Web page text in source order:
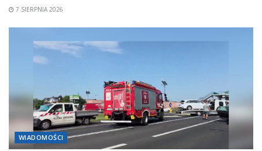
7 SIERPNIA 2026
WIADOMOŚCI